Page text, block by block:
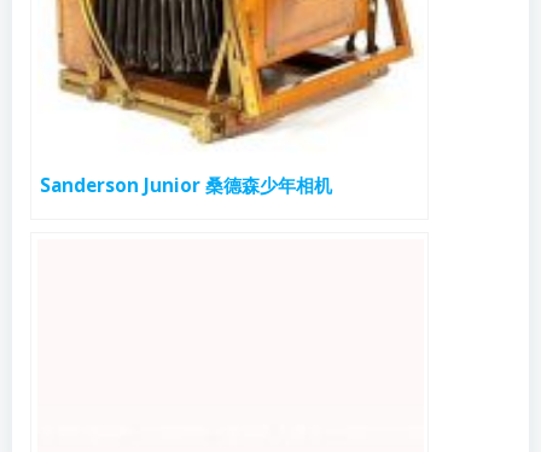
Sanderson Junior 桑德森少年相机